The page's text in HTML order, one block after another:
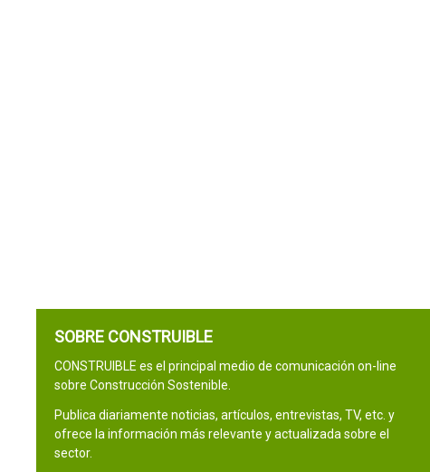
SOBRE CONSTRUIBLE
CONSTRUIBLE es el principal medio de comunicación on-line
sobre Construcción Sostenible.
Publica diariamente noticias, artículos, entrevistas, TV, etc. y
ofrece la información más relevante y actualizada sobre el
sector.